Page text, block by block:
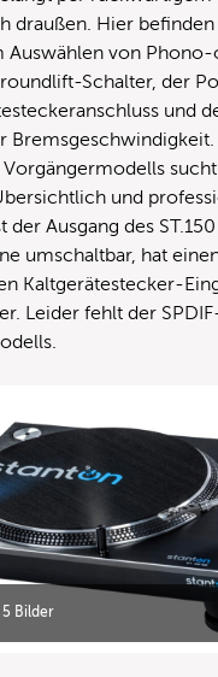
draußen. Hier
Auswählen von
Schalter, der
und
Bremsgeschwindigkeit.
Vorgängermodells
und
der Ausgang des
umschaltbar, hat
Kaltgerätestecker-
Leider fehlt der
5 Bilder